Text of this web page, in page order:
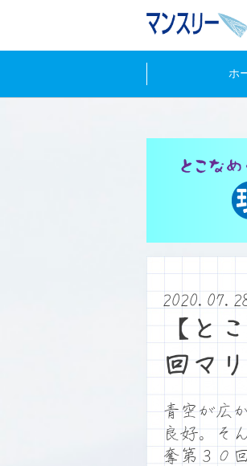
ホ
【と
回マ
青空が広
良好。そ
奪第３０